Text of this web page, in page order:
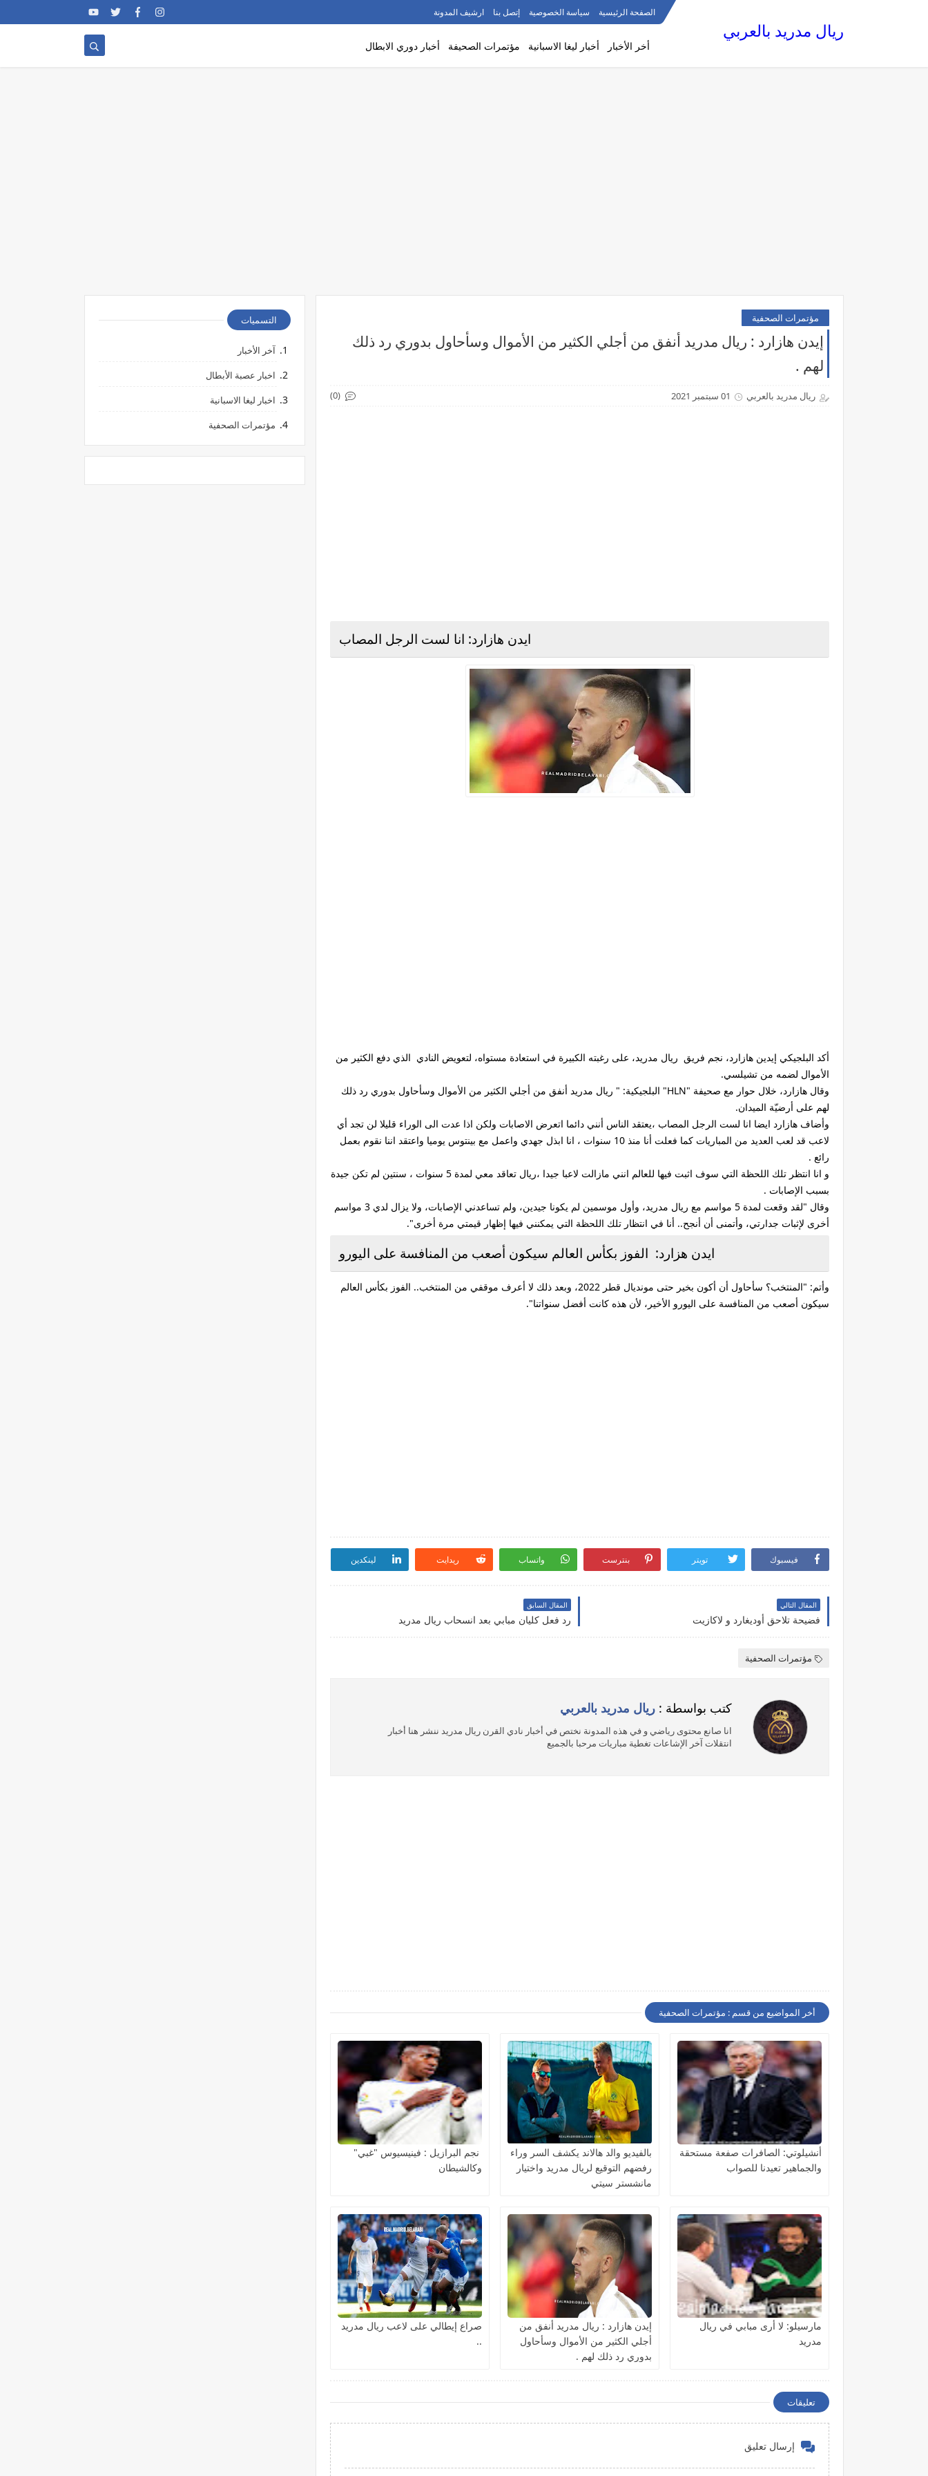
الصفحة الرئيسية سياسة الخصوصية إتصل بنا ارشيف المدونة
ريال مدريد بالعربي
أخر الأخبار أخبار ليغا الاسبانية مؤتمرات الصحيفة أخبار دوري الابطال
مؤتمرات الصحفية
‏إيدن هازارد : ريال مدريد أنفق من أجلي الكثير من الأموال وسأحاول بدوري رد ذلك
لهم .
ريال مدريد بالعربي 01 سبتمبر 2021 (0)
ايدن هازارد: انا لست الرجل المصاب
أكد البلجيكي إيدين هازارد، نجم فريق ريال مدريد، على رغبته الكبيرة في استعادة مستواه، لتعويض النادي الذي دفع الكثير من
الأموال لضمه من تشيلسي.
وقال هازارد، خلال حوار مع صحيفة "HLN" البلجيكية: " ريال مدريد أنفق من أجلي الكثير من الأموال وسأحاول بدوري رد ذلك
لهم على أرضيّة الميدان.
وأضاف هازارد ايضا انا لست الرجل المصاب ،يعتقد الناس أنني دائما اتعرض الاصابات ولكن اذا عدت الى الوراء قليلا لن تجد أي
لاعب قد لعب العديد من المباريات كما فعلت أنا منذ 10 سنوات ، انا ابذل جهدي واعمل مع بينتوس يوميا واعتقد اننا نقوم بعمل
رائع .
و انا انتظر تلك اللحظة التي سوف اثبت فيها للعالم انني مازالت لاعبا جيدا ،ريال تعاقد معي لمدة 5 سنوات ، سنتين لم تكن جيدة
بسبب الإصابات .
وقال "لقد وقعت لمدة 5 مواسم مع ريال مدريد، وأول موسمين لم يكونا جيدين، ولم تساعدني الإصابات، ولا يزال لدي 3 مواسم
أخرى لإثبات جدارتي، وأتمنى أن أنجح.. أنا في انتظار تلك اللحظة التي يمكنني فيها إظهار قيمتي مرة أخرى".
ايدن هزارد: الفوز بكأس العالم سيكون أصعب من المنافسة على اليورو
وأتم: "المنتخب؟ سأحاول أن أكون بخير حتى مونديال قطر 2022، وبعد ذلك لا أعرف موقفي من المنتخب.. الفوز بكأس العالم
سيكون أصعب من المنافسة على اليورو الأخير، لأن هذه كانت أفضل سنواتنا".
فيسبوك تويتر بنترست واتساب ريدايت لينكدين
المقال التالي
فضيحة تلاحق أوديغارد و لاكازيت
المقال السابق
رد فعل كليان مبابي بعد انسحاب ريال مدريد
مؤتمرات الصحفية
كتب بواسطة : ريال مدريد بالعربي
انا صانع محتوى رياضي و في هذه المدونة نختص في أخبار نادي القرن ريال مدريد ننشر هنا أخبار
انتقلات آخر الإشاعات تغطية مباريات مرحبا بالجميع
أخر المواضيع من قسم : مؤتمرات الصحفية
أنشيلوتي: الصافرات صفعة مستحقة
والجماهير تعيدنا للصواب
بالفيديو والد هالاند يكشف السر وراء
رفضهم التوقيع لريال مدريد واختيار
مانشستر سيتي
نجم البرازيل : فينيسيوس "غبي"
وكالشيطان
مارسيلو: لا أرى مبابي في ريال
مدريد
‏إيدن هازارد : ريال مدريد أنفق من
أجلي الكثير من الأموال وسأحاول
بدوري رد ذلك لهم .
صراع إيطالي على لاعب ريال مدريد
..
تعليقات
إرسال تعليق
التسميات
آخر الأخبار
اخبار عصبة الأبطال
اخبار ليغا الاسبانية
مؤتمرات الصحفية